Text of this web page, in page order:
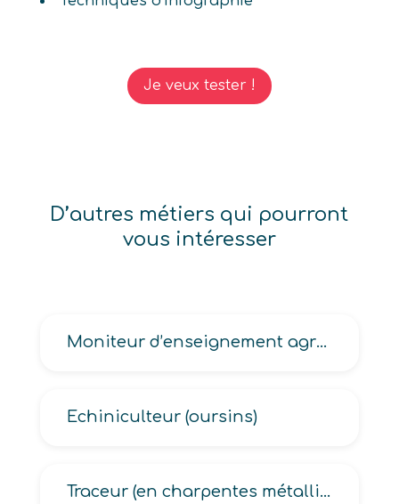
Je veux tester !
D’autres métiers qui pourront
vous intéresser
Moniteur d’enseignement agricole, Moniteur technique agricole
Echiniculteur (oursins)
Traceur (en charpentes métalliques, en construction navale)